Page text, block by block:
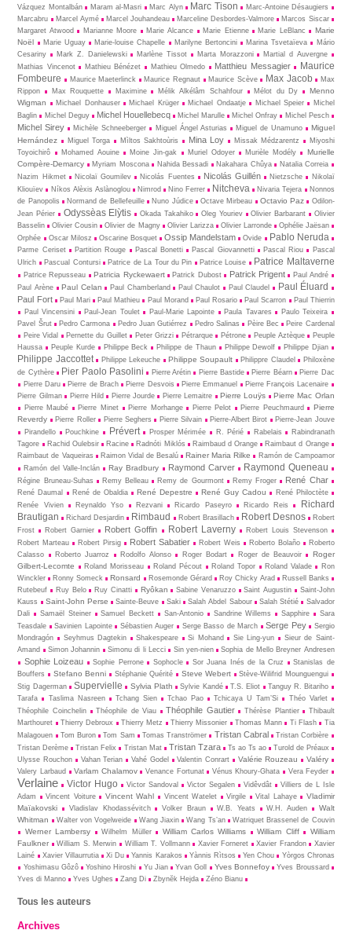
Vázquez Montalbán
Maram al-Masri Marc Alyn Marc Tison
Marc-Antoine Désaugiers
Marcabru
Marcel Aymé Marcel Jouhandeau Marceline Desbordes-Valmore
Marcos Siscar
Margaret Atwood
Marianne Moore Marie Alcance Marie Etienne Marie LeBlanc
Marie
Noël
Marie Uguay Marie-louise Chapelle Marilyne Bertoncini Marina Tsvetaïeva
Mário
Cesariny
Mark Z. Danielewski Marlène Tissot Marta Morazzoni
Martial d Auvergne
Mathias Vincenot
Mathieu Bénézet Mathieu Olmedo Matthieu Messagier
Maurice
Fombeure
Maurice Maeterlinck Maurice Regnaut Maurice Scève Max Jacob
Max
Rippon
Max Rouquette Maximine Mélik Alkélâm Schahfour Mélot du Dy
Menno
Wigman
Michael Donhauser Michael Krüger Michael Ondaatje Michael Speier
Michel
Baglin
Michel Deguy Michel Houellebecq Michel Marulle Michel Onfray Michel Pesch
Michel Sirey Michèle Schneeberger Miguel Ángel Asturias Miguel de Unamuno
Miguel
Hernández
Miguel Torga Mìltos Sakhtoùris Mina Loy Missak Médzarentz
Miyoshi
Toyoichirô
Mohamed Aouine Moine Jin-gak Muriel Odoyer Murièle Modély
Murielle
Compère-Demarcy
Myriam Moscona Nahida Bessadi Nakahara Chûya
Natalia Correia
Nazim Hikmet
Nicolaï Goumilev Nicolás Fuentes Nicolás Guillén Nietz­sche
Nikolaï
Kliouïev
Níkos Alèxis Aslànoglou Nimrod Nino Ferrer Nitcheva Nivaria Tejera
Nonnos
de Panopolis
Normand de Bellefeuille Nuno Júdice Octave Mirbeau Octavio Paz
Odilon-
Jean Périer
Odyssèas Elỳtis Okada Takahiko Oleg Youriev Olivier Barbarant
Olivier
Basselin
Olivier Cousin Olivier de Magny Olivier Larizza Olivier Larronde
Ophélie Jaësan
Orphée
Oscar Milosz Oscarine Bosquet Ossip Mandelstam Ovide Pablo Neruda
Parme Ceriset Partition Rouge Pascal Bonetti Pascal Giovannetti Pascal Riou
Pascal
Ulrich
Pascual Contursi Patrice de La Tour du Pin Patrice Louise Patrice Maltaverne
Patrice Repusseau Patricia Ryckewaert Patrick Dubost Patrick Prigent
Paul André
Paul Arène
Paul Celan Paul Chamberland Paul Chaulot Paul Claudel Paul Éluard
Paul Fort Paul Mari Paul Mathieu Paul Morand Paul Rosario Paul Scarron
Paul Thierrin
Paul Vincensini
Paul-Jean Toulet Paul-Marie Lapointe Paula Tavares
Paulo Teixeira
Pavel Šrut
Pedro Carmona Pedro Juan Gutiérrez Pedro Salinas Pèire Bec
Peire Cardenal
Peire Vidal
Pernette du Guillet Peter Grizzi Pétrarque Pétrone Peuple Aztèque
Peuple
Haussa
Peuple Kurde Philippe Beck Philippe de Thaun Philippe Dewolf Philippe Djian
Philippe Jaccottet Philippe Lekeuche Philippe Soupault Philippre Claudel
Philoxène
de Cythère
Pier Paolo Pasolini Pierre Arétin Pierre Bastide Pierre Béarn
Pierre Dac
Pierre Daru
Pierre de Brach Pierre Desvois Pierre Emmanuel
Pierre François Lacenaire
Pierre Gilman
Pierre Hild Pierre Jourde Pierre Lemaitre Pierre Louÿs Pierre Mac Orlan
Pierre Maubé Pierre Minet Pierre Morhange Pierre Pelot Pierre Peuchmaurd
Pierre
Reverdy
Pierre Roller Pierre Seghers Pierre Silvain Pierre-Albert Birot
Pierre-Jean Jouve
Pirandello
Pouchkine Prévert Prosper Mérimée R. Périé Rabelais
Rabindranath
Tagore
Rachid Oulebsir Racine Radnóti Miklós Raimbaud d Orange
Raimbaut d Orange
Raimbaut de Vaqueiras
Raimon Vidal de Besalú Rainer Maria Rilke
Ramón de Campoamor
Ramón del Valle-Inclán
Ray Bradbury Raymond Carver Raymond Queneau
Régine Bruneau-Suhas Remy Belleau Remy de Gourmont Remy Froger René Char
René Daumal René de Obaldia René Depestre René Guy Cadou
René Philoctète
Renée Vivien
Reynaldo Yso Rezvani Ricardo Paseyro Ricardo Reis
Richard
Brautigan
Richard Desjardin Rimbaud Robert Brasillach Robert Desnos
Robert
Frost
Robert Garnier Robert Goffin Robert Laverny
Robert Louis Stevenson
Robert Marteau
Robert Pirsig Robert Sabatier Robert Weis Roberto Bolaño
Roberto
Calasso
Roberto Juarroz Rodolfo Alonso Roger Bodart Roger de Beauvoir
Roger
Gilbert-Lecomte
Roland Morisseau Roland Pécout Roland Topor Roland Valade
Ron
Winckler
Ronny Someck Ronsard Rosemonde Gérard Roy Chicky Arad
Russell Banks
Rutebeuf
Ruy Belo Ruy Cinatti Ryôkan Sabine Venaruzzo Saint Augustin
Saint-John
Kauss
Saint-John Perse Sainte-Beuve Saki Salah Abdel Sabour Salah Stétié
Salvador
Dali
Samaël Steiner Samuel Beckett San-Antonio Sandrine Willems Sapphire
Sara
Teasdale
Savinien Lapointe Sébastien Auger Serge Basso de March Serge Pey
Sergio
Mondragón
Seyhmus Dagtekin Shakespeare Si Mohand Sie Ling-yun
Sieur de Saint-
Amand
Simon Johannin Simonu di li Lecci Sin yen-nien Sophia de Mello Breyner Andresen
Sophie Loizeau Sophie Perrone Sophocle Sor Juana Inés de la Cruz
Stanislas de
Bouffers
Stefano Benni Stéphanie Quérité Steve Webert
Stève-Wilifrid Mounguengui
Stig Dagerman
Supervielle Sylvia Plath Sylvie Kandé T.S. Eliot
Tanguy R. Bitariho
Tarafa
Taslima Nasreen Tchang Sien Tchao Pao Tchicaya U Tam’Si
Théo Varlet
Théophile Coinchelin
Théophile de Viau Théophile Gautier Thérèse Plantier
Thibault
Marthouret
Thierry Debroux Thierry Metz Thierry Missonier Thomas Mann Ti Flash
Tia
Malagouen
Tom Buron Tom Sam Tomas Tranströmer Tristan Cabral
Tristan Corbière
Tristan Derème
Tristan Felix Tristan Mat Tristan Tzara Ts ao Ts ao
Turold de Préaux
Ulysse Rouchon
Vahan Terian Vahé Godel Valentin Conrart Valérie Rouzeau Valéry
Valery Larbaud Varlam Chalamov Venance Fortunat Vénus Khoury-Ghata Vera Feyder
Verlaine Victor Hugo Victor Sandoval Victor Segalen Vidêvdât
Villiers de L Isle
Adam
Vincent Voiture Vincent Wahl Vincent Watelet Virgile Vital Lahaye
Vladimir
Maïakovski
Vladislav Khodassévitch Volker Braun W.B. Yeats W.H. Auden
Walt
Whitman
Walter von Vogelweide Wang Jiaxin Wang Ts’an Watriquet Brassenel de Couvin
Werner Lambersy Wilhelm Müller William Carlos Williams William Cliff
William
Faulkner
William S. Merwin William T. Vollmann Xavier Forneret Xavier Frandon
Xavier
Lainé
Xavier Villaurrutia Xi Du Yannis Karakos Yànnis Rìtsos Yen Chou
Yòrgos Chronas
Yoshimasu Gôzô
Yoshino Hiroshi Yu Jian Yvan Goll Yves Bonnefoy
Yves Broussard
Yves di Manno
Yves Ughes Zang Di Zbynĕk Hejda Zéno Bianu
Tous les auteurs
Archives